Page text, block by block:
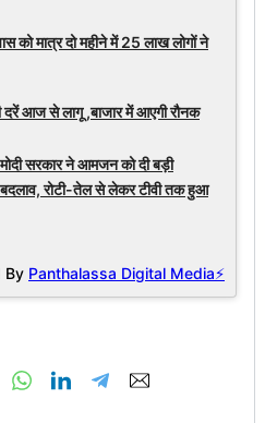
को मात्र दो महीने में 25 लाख लोगों ने
दरें आज से लागू ,बाजार में आएगी रौनक
मोदी सरकार ने आमजन को दी बड़ी
बदलाव, रोटी-तेल से लेकर टीवी तक हुआ
By Panthalassa Digital Media⚡